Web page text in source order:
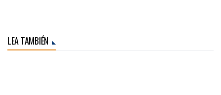
LEA TAMBIÉN